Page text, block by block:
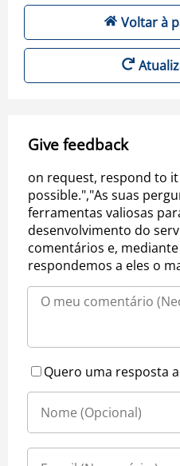
Voltar à
Give feedback
on request, respond to it
possible.","As suas
ferramentas valiosas
desenvolvimento do
comentários e,
respondemos a eles o
Quero uma resposta